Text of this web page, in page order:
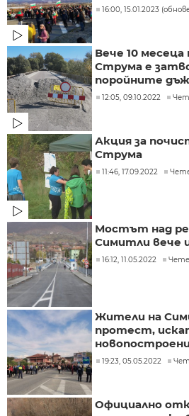
16:00, 15.01.2023
Вече 10
Струма е
поройните
12:05, 09.10.2022
Акция за
Струма
11:46, 17.09.2022
Мостът над
Симитли вече
16:12, 11.05.2022 Чете
Жители на
протест,
19:23, 05.05.2022
Официално